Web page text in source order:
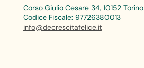
Corso Giulio Cesare 34, 10152 Torino
Codice Fiscale: 97726380013
info@decrescitafelice.it